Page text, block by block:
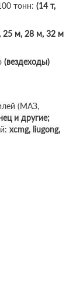
тонн: (14 т,
25 м, 28 м, 32 м
(вездеходы)
(МАЗ,
и другие;
xcmg, liugong,